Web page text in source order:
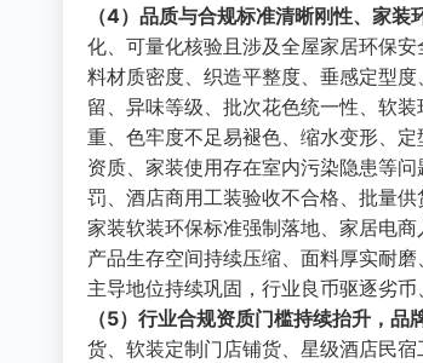
（4）品质与合规标准清晰刚性、家
化、可量化核验且涉及全屋家居环保
料材质密度、织造平整度、垂感定型
留、异味等级、批次花色统一性、软
重、色牢度不足易褪色、缩水变形、
资质、家装使用存在室内污染隐患等
罚、酒店商用工装验收不合格、批量
家装软装环保标准强制落地、家居电
产品生存空间持续压缩、面料厚实耐
主导地位持续巩固，行业良币驱逐劣
（5）行业合规资质门槛持续抬升，
货、软装定制门店铺货、星级酒店民